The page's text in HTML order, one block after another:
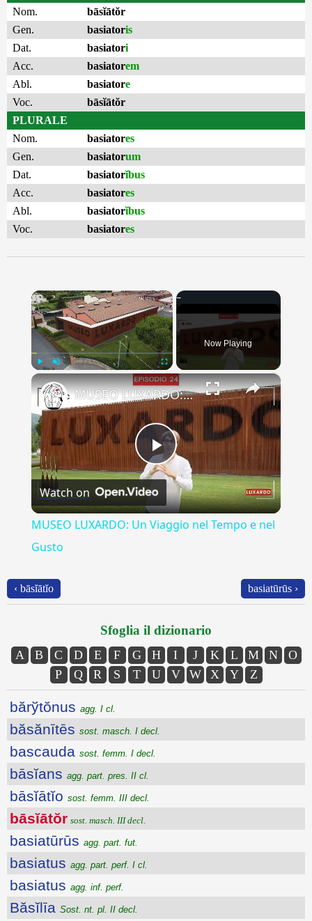
Nom.
bāsĭātŏr
Gen.
basiatoris
Dat.
basiatori
Acc.
basiatorem
Abl.
basiatore
Voc.
bāsĭātŏr
PLURALE
Nom.
basiatores
Gen.
basiatorum
Dat.
basiatorĭbus
Acc.
basiatores
Abl.
basiatorĭbus
Voc.
basiatores
×
Fullscreen
Now Playing
×
Play
Video
MUSEO LUXARDO: Un Viaggio nel Tempo e nel Gusto
Watch on
MUSEO LUXARDO: Un Viaggio nel Tempo e nel
Gusto
‹ bāsĭātĭo basiatūrūs ›
Sfoglia il dizionario
A B C D E F G H I J K L M N
O
P
Q R S T U V W X Y Z
bărўtŏnus agg. I cl.
băsănītēs sost. masch. I decl.
bascauda sost. femm. I decl.
bāsĭans agg. part. pres. II cl.
bāsĭātĭo sost. femm. III decl.
bāsĭātŏr sost. masch. III decl.
basiatūrūs agg. part. fut.
basiatus agg. part. perf. I cl.
basiatus agg. inf. perf.
Băsĭlīa Sost. nt. pl. II decl.